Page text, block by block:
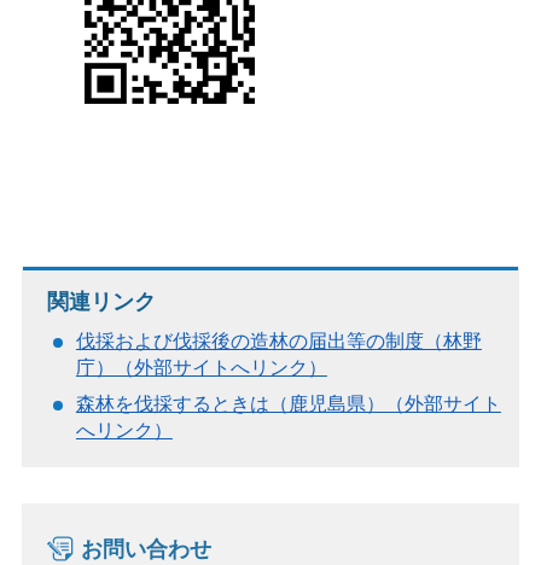
関連リンク
伐採および伐採後の造林の届出等の制度（林野
庁）（外部サイトへリンク）
森林を伐採するときは（鹿児島県）（外部サイト
へリンク）
お問い合わせ